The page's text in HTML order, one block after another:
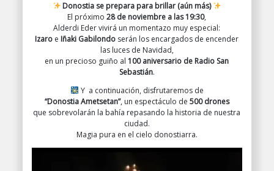
Donostia se prepara para brillar (aún más)
El próximo28 de noviembre a las 19:30,
Alderdi Eder vivirá un momentazo muy especial:
Izaro e Iñaki Gabilondo serán los encargados de encender
las luces de Navidad,
en un precioso guiño al100 aniversario de Radio San
Sebastián.
Y a continuación, disfrutaremos de
“Donostia Ametsetan”, un espectáculo de 500 drones
que sobrevolarán la bahía repasando la historia de nuestra
ciudad.
Magia pura en el cielo donostiarra.